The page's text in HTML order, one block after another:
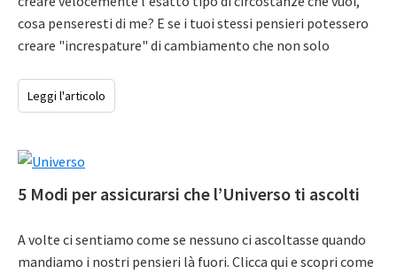
cosa penseresti di me? E se i tuoi stessi pensieri potessero
creare "increspature" di cambiamento che non solo
Leggi l'articolo
5 Modi per assicurarsi che l’Universo ti ascolti
A volte ci sentiamo come se nessuno ci ascoltasse quando
mandiamo i nostri pensieri là fuori. Clicca qui e scopri come